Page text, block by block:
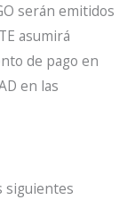
serán emitidos
asumirá
de pago en
en las
siguientes